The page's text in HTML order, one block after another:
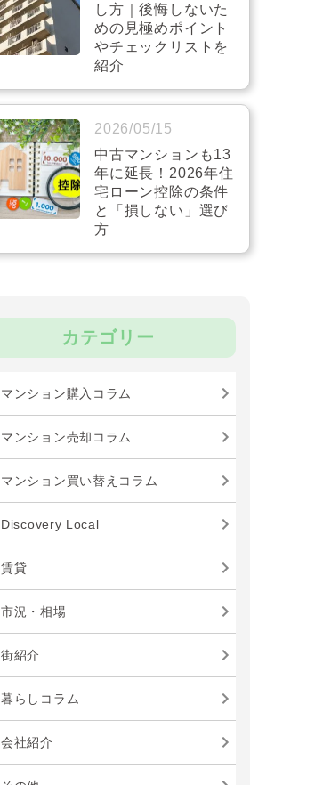
し方｜後悔しないた
めの見極めポイント
やチェックリストを
紹介
2026/05/15
中古マンションも13
年に延長！2026年住
宅ローン控除の条件
と「損しない」選び
方
カテゴリー
マンション購入コラム
マンション売却コラム
マンション買い替えコラム
Discovery Local
賃貸
市況・相場
街紹介
暮らしコラム
会社紹介